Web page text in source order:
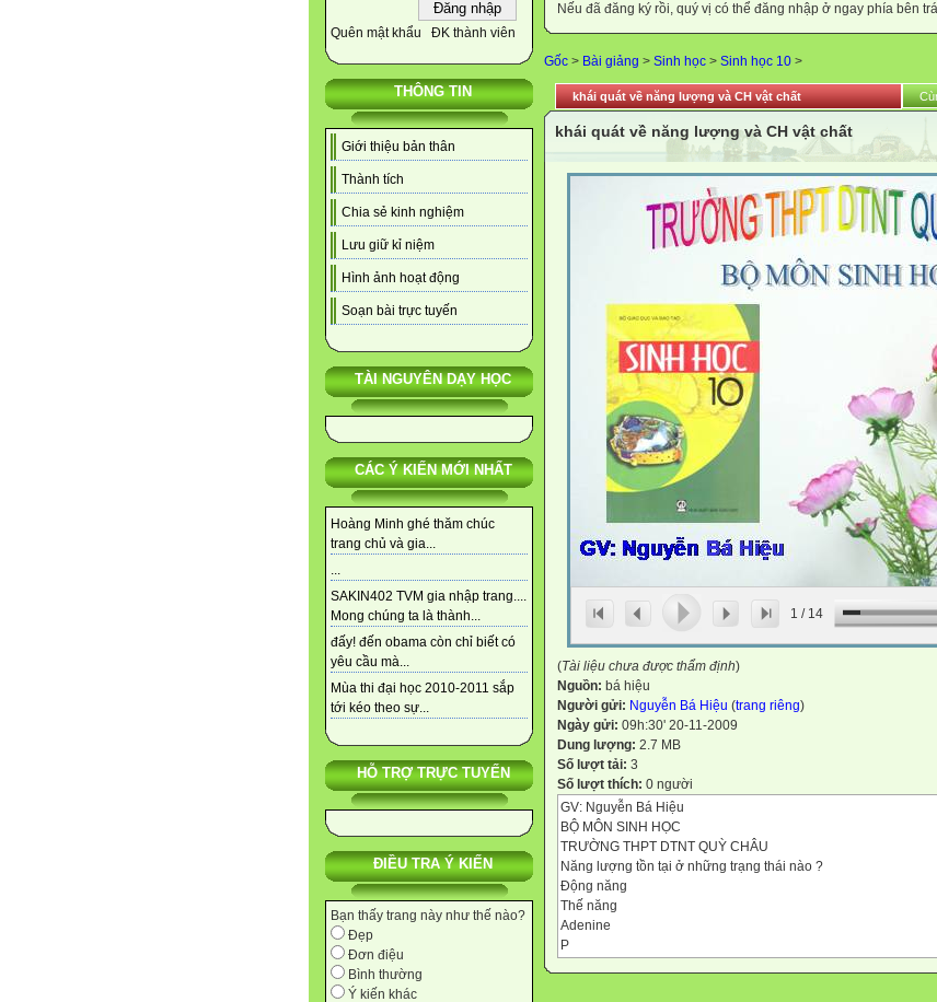
Quên mật khẩu ĐK thành viên
THÔNG TIN
Giới thiệu bản thân
Thành tích
Chia sẻ kinh nghiệm
Lưu giữ kỉ niệm
Hình ảnh hoạt động
Soạn bài trực tuyến
TÀI NGUYÊN DẠY HỌC
CÁC Ý KIẾN MỚI NHẤT
Hoàng Minh ghé thăm chúc
trang chủ và gia...
...
SAKIN402 TVM gia nhập trang....
Mong chúng ta là thành...
đấy! đến obama còn chỉ biết có
yêu cầu mà...
Mùa thi đại học 2010-2011 sắp
tới kéo theo sự...
HỖ TRỢ TRỰC TUYẾN
ĐIỀU TRA Ý KIẾN
Bạn thấy trang này như thế nào?
Đẹp
Đơn điệu
Bình thường
Ý kiến khác
Nếu đã đăng ký rồi, quý vị có thể đăng nhập ở ngay phía bên
Gốc > Bài giảng > Sinh học > Sinh học 10 >
khái quát về năng lượng và CH vật chất
khái quát về năng lượng và CH vật chất
1 / 14
(Tài liệu chưa được thẩm định)
Nguồn: bá hiệu
Người gửi: Nguyễn Bá Hiệu (trang riêng)
Ngày gửi: 09h:30' 20-11-2009
Dung lượng: 2.7 MB
Số lượt tải: 3
Số lượt thích: 0 người
GV: Nguyễn Bá Hiệu
BỘ MÔN SINH HỌC
TRƯỜNG THPT DTNT QUỲ CHÂU
Năng lượng tồn tại ở những trạng thái nào ?
Động năng
Thế năng
Adenine
P